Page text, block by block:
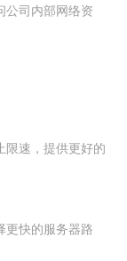
公司内部网络资
限速，提供更好的
更快的服务器路